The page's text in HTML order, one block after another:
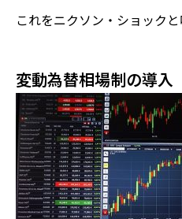
これをニクソン・ショックと
変動為替相場制の導入